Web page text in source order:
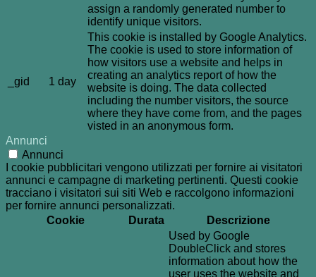
assign a randomly generated number to
identify unique visitors.
_gid 1 day
This cookie is installed by Google Analytics.
The cookie is used to store information of
how visitors use a website and helps in
creating an analytics report of how the
website is doing. The data collected
including the number visitors, the source
where they have come from, and the pages
visted in an anonymous form.
Annunci
Annunci
I cookie pubblicitari vengono utilizzati per fornire ai visitatori
annunci e campagne di marketing pertinenti. Questi cookie
tracciano i visitatori sui siti Web e raccolgono informazioni
per fornire annunci personalizzati.
Cookie
Durata Descrizione
Used by Google
DoubleClick and stores
information about how the
user uses the website and